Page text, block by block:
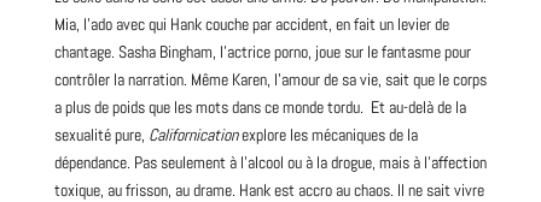
Mia, l’ado avec qui Hank couche par accident, en fait un levier de
chantage. Sasha Bingham, l’actrice porno, joue sur le fantasme pour
contrôler la narration. Même Karen, l’amour de sa vie, sait que le corps
a plus de poids que les mots dans ce monde tordu. Et au-delà de la
sexualité pure, Californicationexplore les mécaniques de la
dépendance. Pas seulement à l’alcool ou à la drogue, mais à l’affection
toxique, au frisson, au drame. Hank est accro au chaos. Il ne sait vivre